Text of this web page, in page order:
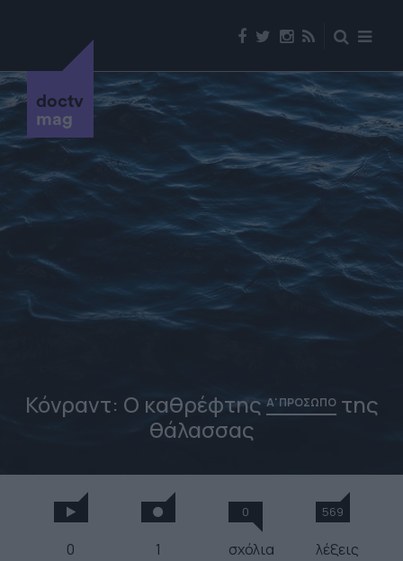
doctv
mag
Κόνραντ: Ο καθρέφτης Α' ΠΡΟΣΩΠΟτης
θάλασσας
0 1
0
σχόλια
569
λέξεις